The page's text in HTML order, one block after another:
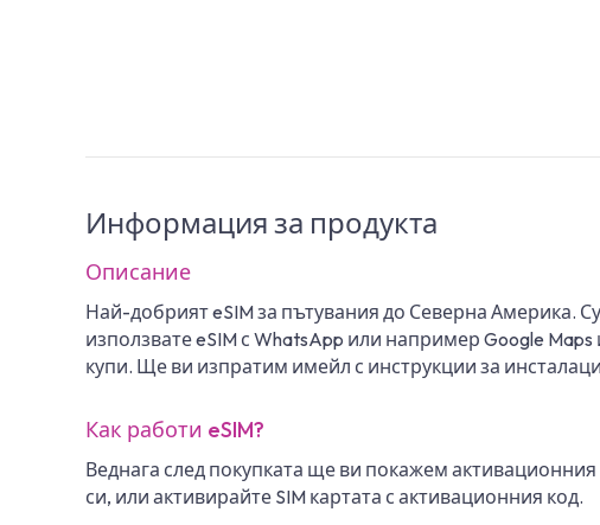
Информация за продукта
Описание
Най-добрият eSIM за пътувания до Северна Америка.
използвате eSIM с WhatsApp или например Google
купи. Ще ви изпратим имейл с инструкции за
Как работи eSIM?
Веднага след покупката ще ви покажем
си, или активирайте SIM картата с активационния код.